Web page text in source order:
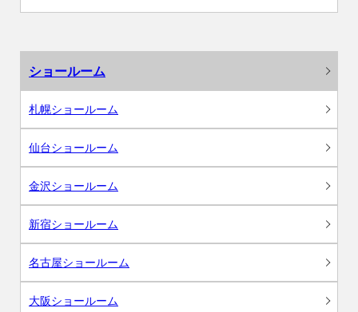
ショールーム
札幌ショールーム
仙台ショールーム
金沢ショールーム
新宿ショールーム
名古屋ショールーム
大阪ショールーム